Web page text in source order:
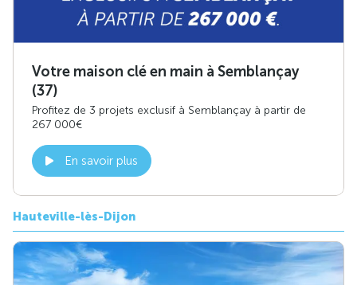
Votre maison clé en main à Semblançay
(37)
Profitez de 3 projets exclusif à Semblançay à partir de
267 000€
En savoir plus
Hauteville-lès-Dijon